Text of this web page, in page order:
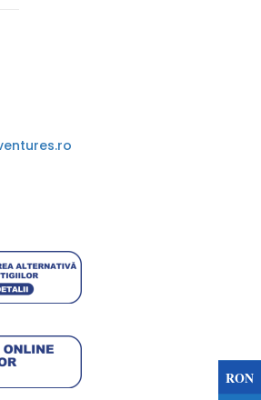
RON